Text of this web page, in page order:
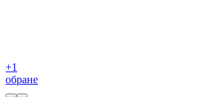
+1
обране